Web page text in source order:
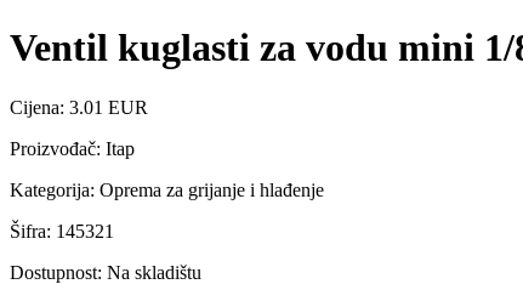
Ventil kuglasti za vodu mini
Cijena: 3.01 EUR
Proizvođač: Itap
Kategorija: Oprema za grijanje i hlađenje
Šifra: 145321
Dostupnost: Na skladištu